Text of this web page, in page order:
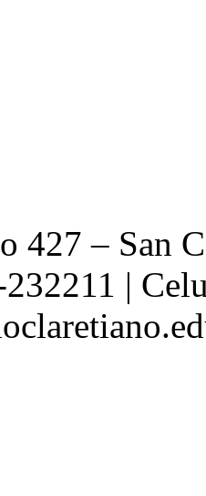
427 –
232211 |